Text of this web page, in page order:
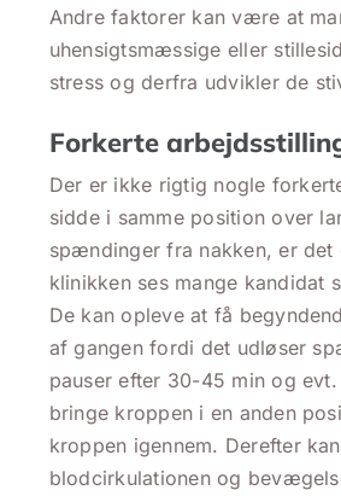
Andre faktorer kan være at
uhensigtsmæssige eller
stress og derfra udvikler de
Forkerte
Der er ikke rigtig nogle
sidde i samme position over
spændinger fra nakken, er
klinikken ses mange kandidat
De kan opleve at få
af gangen fordi det udløser
pauser efter 30-45 min og
bringe kroppen i en anden
kroppen igennem. Derefter
blodcirkulationen og